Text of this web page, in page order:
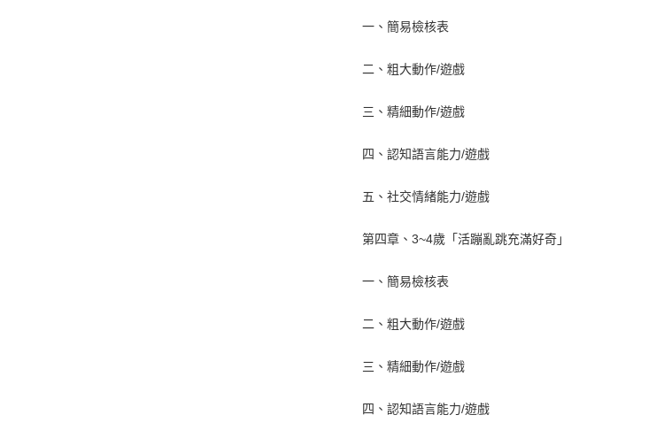
一、簡易檢核表
二、粗大動作/遊戲
三、精細動作/遊戲
四、認知語言能力/遊戲
五、社交情緒能力/遊戲
第四章、3~4歲「活蹦亂跳充滿好奇」
一、簡易檢核表
二、粗大動作/遊戲
三、精細動作/遊戲
四、認知語言能力/遊戲